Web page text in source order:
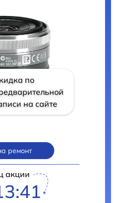
по
на сайте
ремонт
акции